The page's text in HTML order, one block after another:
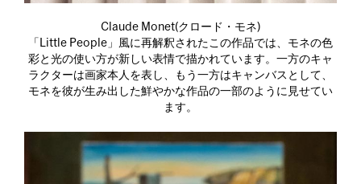
Claude Monet(クロード・モネ)
「Little People」風に再解釈されたこの作品では、モネの色
彩と光の使い方が新しい表情で描かれています。一方のキャ
ラクターは画家本人を表し、もう一方はキャンバスとして、
モネを彼が生み出した鮮やかな作品の一部のように見せてい
ます。